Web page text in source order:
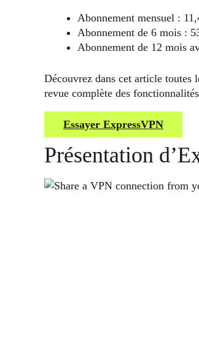
Abonnement mensuel :
Abonnement de 6 mois :
Abonnement de 12 mois
Découvrez dans cet article toutes
revue complète des
Essayer ExpressVPN
Présentation